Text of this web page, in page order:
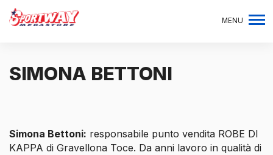
MENU
SIMONA BETTONI
Simona Bettoni: responsabile punto vendita ROBE DI
KAPPA di Gravellona Toce. Da anni lavoro in qualità di